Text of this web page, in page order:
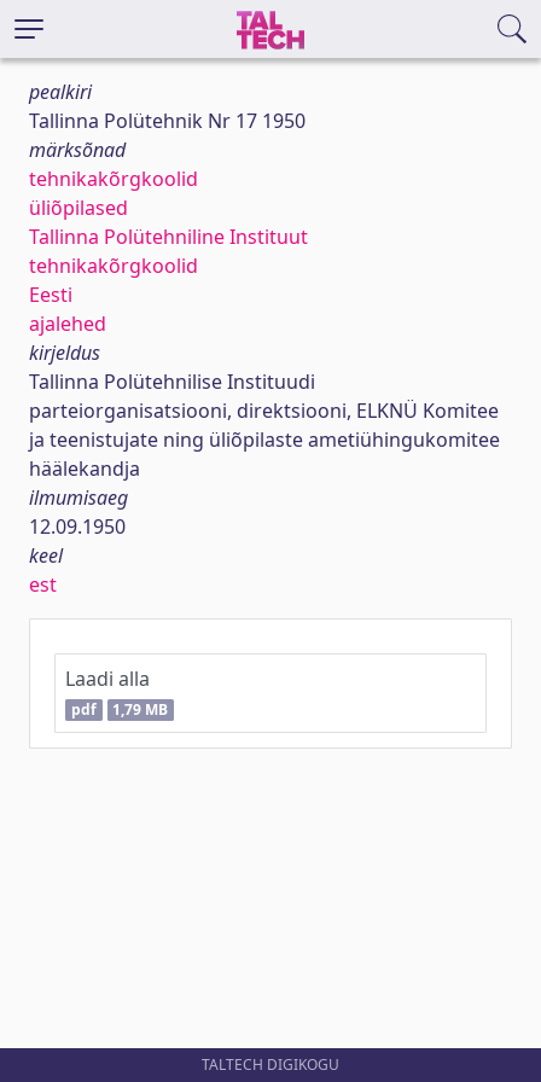
pealkiri
Tallinna Polütehnik Nr 17 1950
märksõnad
tehnikakõrgkoolid
üliõpilased
Tallinna Polütehniline Instituut
tehnikakõrgkoolid
Eesti
ajalehed
kirjeldus
Tallinna Polütehnilise Instituudi
parteiorganisatsiooni, direktsiooni, ELKNÜ Komitee
ja teenistujate ning üliõpilaste ametiühingukomitee
häälekandja
ilmumisaeg
12.09.1950
keel
est
Laadi alla
pdf 1,79 MB
TALTECH DIGIKOGU